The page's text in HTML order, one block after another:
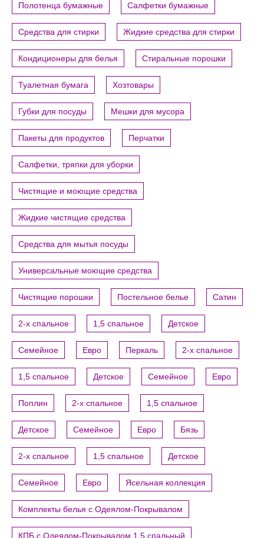
Полотенца бумажные Салфетки бумажные
Средства для стирки Жидкие средства для стирки
Кондиционеры для белья Стиральные порошки
Туалетная бумага Хозтовары
Губки для посуды Мешки для мусора
Пакеты для продуктов Перчатки
Салфетки, тряпки для уборки
Чистящие и моющие средства
Жидкие чистящие средства
Средства для мытья посуды
Универсальные моющие средства
Чистящие порошки Постельное белье Сатин
2-х спальное 1,5 спальное Детское
Семейное Евро Перкаль 2-х спальное
1,5 спальное Детское Семейное Евро
Поплин 2-х спальное 1,5 спальное
Детское Семейное Евро Бязь
2-х спальное 1,5 спальное Детское
Семейное Евро Ясельная коллекция
Комплекты белья с Одеялом-Покрывалом
КПБ с Одеялом-Покрывалом 1,5 спальный